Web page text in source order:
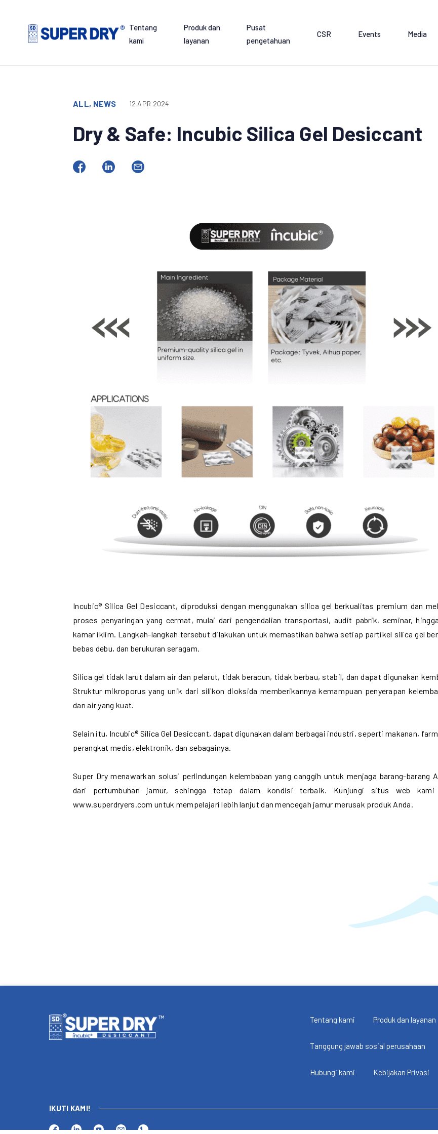
Tentang
kami
Produk dan
layanan
Pusat
pengetahuan
CSR Events Media
ALL, NEWS 12 APR 2024
Dry & Safe: Incubic Silica Gel Desiccant
Incubic® Silica Gel Desiccant, diproduksi dengan menggunakan silica gel berkualitas premium dan
proses penyaringan yang cermat, mulai dari pengendalian transportasi, audit pabrik, seminar,
kamar iklim. Langkah-langkah tersebut dilakukan untuk memastikan bahwa setiap partikel silica gel
bebas debu, dan berukuran seragam.
Silica gel tidak larut dalam air dan pelarut, tidak beracun, tidak berbau, stabil, dan dapat digunakan
Struktur mikroporus yang unik dari silikon dioksida memberikannya kemampuan penyerapan
dan air yang kuat.
Selain itu, Incubic® Silica Gel Desiccant, dapat digunakan dalam berbagai industri, seperti makanan,
perangkat medis, elektronik, dan sebagainya.
Super Dry menawarkan solusi perlindungan kelembaban yang canggih untuk menjaga barang-barang
dari pertumbuhan jamur, sehingga tetap dalam kondisi terbaik. Kunjungi situs web
www.superdryers.com untuk mempelajari lebih lanjut dan mencegah jamur merusak produk Anda.
Tentang kami Produk dan layanan
Tanggung jawab sosial perusahaan
Hubungi kami Kebijakan Privasi
IKUTI KAMI!